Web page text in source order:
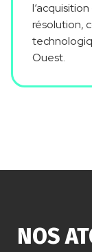
l‘
résolution,
Ouest.
NOS